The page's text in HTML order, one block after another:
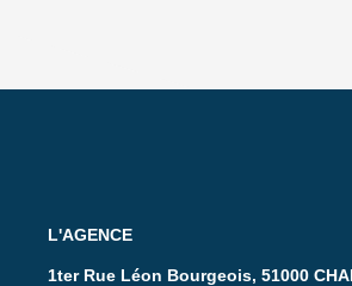
L'AGENCE
1ter Rue Léon Bourgeois, 51000